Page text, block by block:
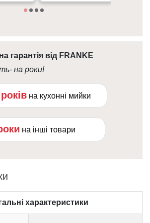
гарантія від FRANKE
на роки!
на кухонні мийки
на інші товари
характеристики